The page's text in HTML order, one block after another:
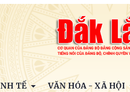
TẾ VĂN HÓA - XÃ HỘI